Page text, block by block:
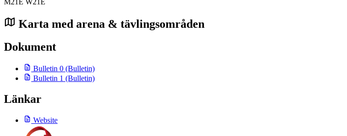
M21E W21E
Karta med arena & tävlingsområden
Dokument
Bulletin 0 (Bulletin)
Bulletin 1 (Bulletin)
Länkar
Website